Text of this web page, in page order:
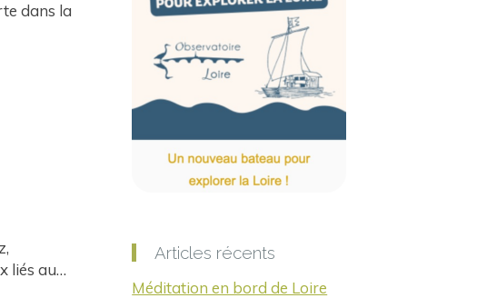
dans la
liés au…
Articles récents
Méditation en bord de Loire